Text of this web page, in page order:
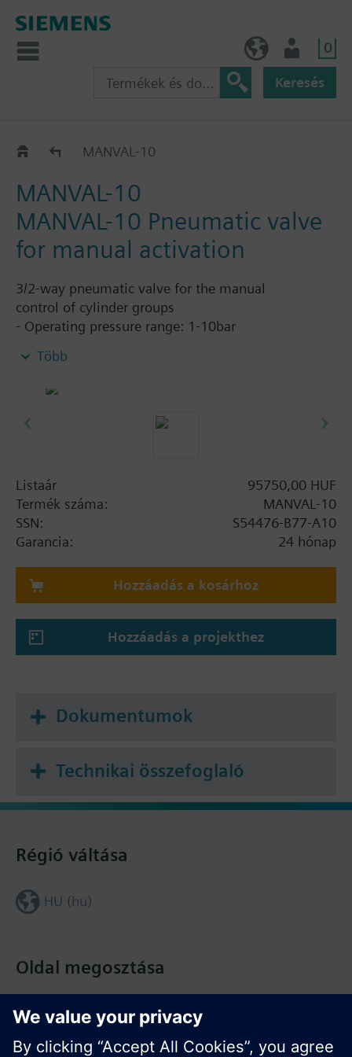
0
Keresés
KatalógusMANVAL-10
MANVAL-10
MANVAL-10 Pneumatic valve
for manual activation
3/2-way pneumatic valve for the manual
control of cylinder groups
- Operating pressure range: 1-10bar
- Operating medium: N2
Több
Listaár
95750,00 HUF
Termék száma:
MANVAL-10
SSN:
S54476-B77-A10
Garancia:
24 hónap
Hozzáadás a kosárhoz
Hozzáadás a projekthez
Dokumentumok
Technikai összefoglaló
Oldal megosztása
Régió váltása
HU (hu)